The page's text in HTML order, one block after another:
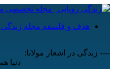
هدف و فلسفه مجله زندگی
---- زندگی در اشعار مولانا:
دنیا همه